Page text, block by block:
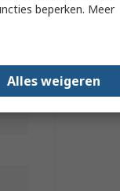
beperken. Meer
Alles weigeren